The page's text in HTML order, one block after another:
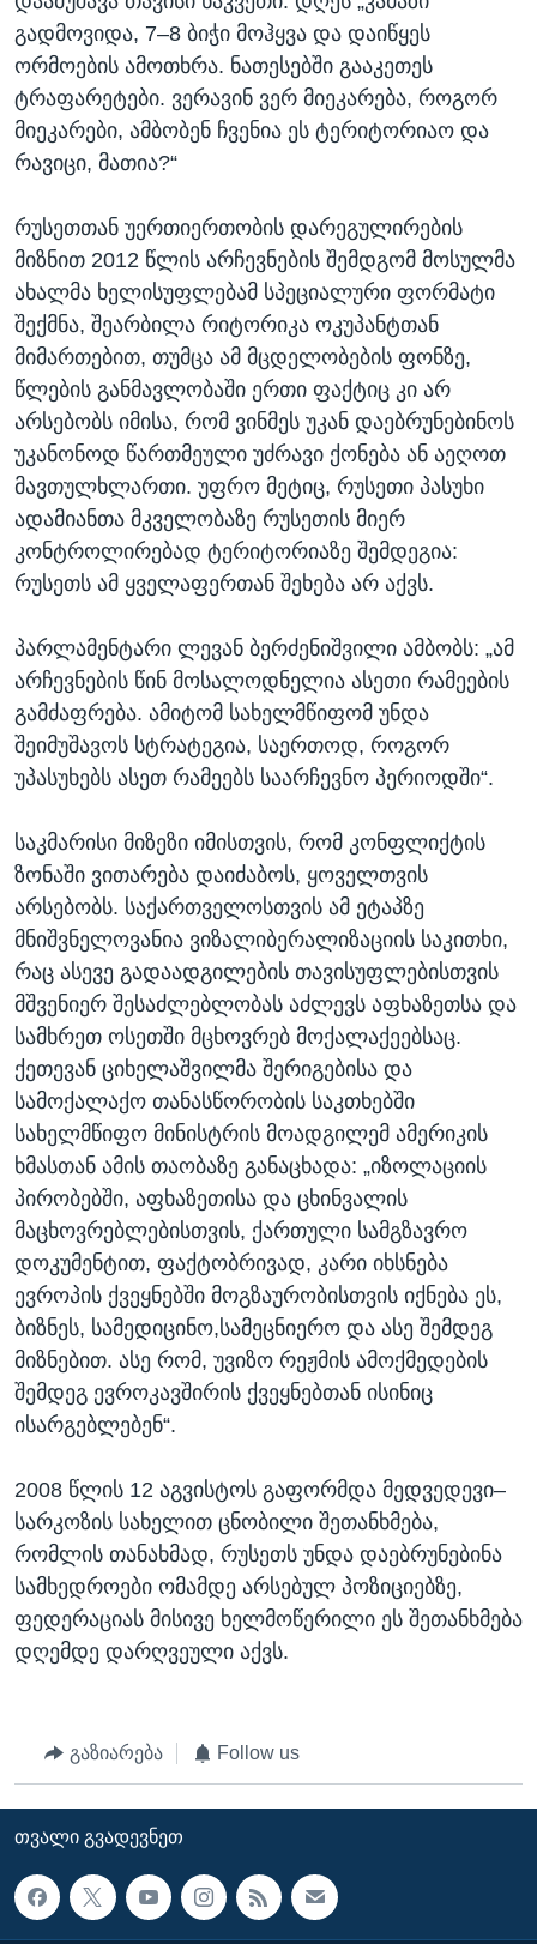
გადმოვიდა, 7–8 ბიჭი მოჰყვა და დაიწყეს
ორმოების ამოთხრა. ნათესებში გააკეთეს
ტრაფარეტები. ვერავინ ვერ მიეკარება, როგორ
მიეკარები, ამბობენ ჩვენია ეს ტერიტორიაო და
რავიცი, მათია?“
რუსეთთან უერთიერთობის დარეგულირების
მიზნით 2012 წლის არჩევნების შემდგომ მოსულმა
ახალმა ხელისუფლებამ სპეციალური ფორმატი
შექმნა, შეარბილა რიტორიკა ოკუპანტთან
მიმართებით, თუმცა ამ მცდელობების ფონზე,
წლების განმავლობაში ერთი ფაქტიც კი არ
არსებობს იმისა, რომ ვინმეს უკან დაებრუნებინოს
უკანონოდ წართმეული უძრავი ქონება ან აეღოთ
მავთულხლართი. უფრო მეტიც, რუსეთი პასუხი
ადამიანთა მკველობაზე რუსეთის მიერ
კონტროლირებად ტერიტორიაზე შემდეგია:
რუსეთს ამ ყველაფერთან შეხება არ აქვს.
პარლამენტარი ლევან ბერძენიშვილი ამბობს: „ამ
არჩევნების წინ მოსალოდნელია ასეთი რამეების
გამძაფრება. ამიტომ სახელმწიფომ უნდა
შეიმუშავოს სტრატეგია, საერთოდ, როგორ
უპასუხებს ასეთ რამეებს საარჩევნო პერიოდში“.
საკმარისი მიზეზი იმისთვის, რომ კონფლიქტის
ზონაში ვითარება დაიძაბოს, ყოველთვის
არსებობს. საქართველოსთვის ამ ეტაპზე
მნიშვნელოვანია ვიზალიბერალიზაციის საკითხი,
რაც ასევე გადაადგილების თავისუფლებისთვის
მშვენიერ შესაძლებლობას აძლევს აფხაზეთსა და
სამხრეთ ოსეთში მცხოვრებ მოქალაქეებსაც.
ქეთევან ციხელაშვილმა შერიგებისა და
სამოქალაქო თანასწორობის საკთხებში
სახელმწიფო მინისტრის მოადგილემ ამერიკის
ხმასთან ამის თაობაზე განაცხადა: „იზოლაციის
პირობებში, აფხაზეთისა და ცხინვალის
მაცხოვრებლებისთვის, ქართული სამგზავრო
დოკუმენტით, ფაქტობრივად, კარი იხსნება
ევროპის ქვეყნებში მოგზაურობისთვის იქნება ეს,
ბიზნეს, სამედიცინო,სამეცნიერო და ასე შემდეგ
მიზნებით. ასე რომ, უვიზო რეჟმის ამოქმედების
შემდეგ ევროკავშირის ქვეყნებთან ისინიც
ისარგებლებენ“.
2008 წლის 12 აგვისტოს გაფორმდა მედვედევი–
სარკოზის სახელით ცნობილი შეთანხმება,
რომლის თანახმად, რუსეთს უნდა დაებრუნებინა
სამხედროები ომამდე არსებულ პოზიციებზე,
ფედერაციას მისივე ხელმოწერილი ეს შეთანხმება
დღემდე დარღვეული აქვს.
გაზიარება Follow us
ᲗᲕᲐᲚᲘ ᲒᲕᲐᲓᲔᲕᲜᲔᲗ